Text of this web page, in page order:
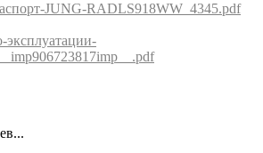
JUNG-RADLS918WW_4345.pdf
эксплуатации-